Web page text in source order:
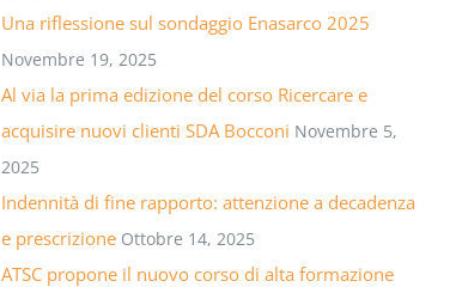
Una riflessione sul sondaggio Enasarco 2025
Novembre 19, 2025
Al via la prima edizione del corso Ricercare e
acquisire nuovi clienti SDA Bocconi Novembre 5,
2025
Indennità di fine rapporto: attenzione a decadenza
e prescrizione Ottobre 14, 2025
ATSC propone il nuovo corso di alta formazione